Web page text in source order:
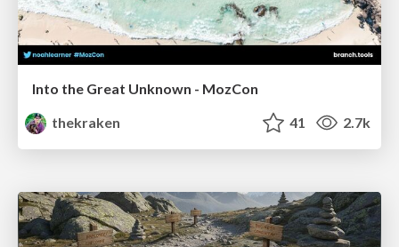
Into the Great Unknown - MozCon
thekraken
41 2.7k